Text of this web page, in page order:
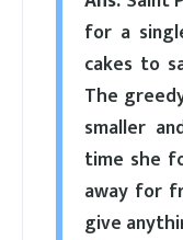
for a
cakes to
The
smaller
time she
away for
give